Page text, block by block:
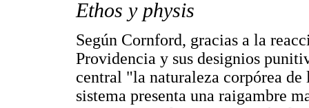
Ethos y physis
Según Cornford, gracias a la
Providencia y sus designios
central "la naturaleza corpórea
sistema presenta una raigambre